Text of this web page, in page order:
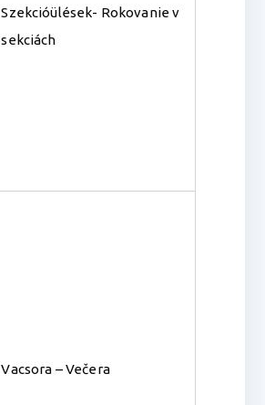
Szekcióülések- Rokovanie v
sekciách
Vacsora – Večera